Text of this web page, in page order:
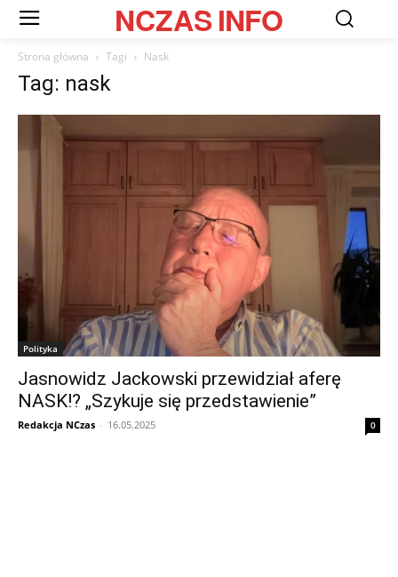
NCZASINFO
Strona główna Tagi Nask
Tag: nask
Polityka
Jasnowidz Jackowski przewidział aferę
NASK!? „Szykuje się przedstawienie”
Redakcja NCzas - 16.05.2025 0